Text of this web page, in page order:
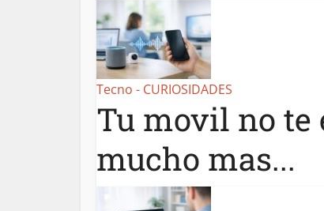
Tecno - CURIOSIDADES
Tu movil no te
mucho mas...